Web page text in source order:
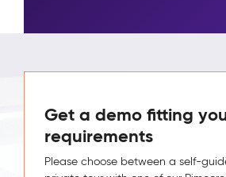
Get a demo fitting
requirements
Please choose between a self-